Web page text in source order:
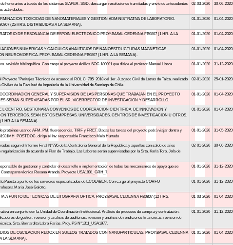
honorarios a través de los sistemas SIAPER. SGD. descargar resoluciones tramitadas y envío de antecedentes
actividades.
02-03-2020 30-06-2020
TOXICIDAD DE NANOMATERIALES Y GESTION ADMINISTRATIVA DE LABORATORIO.
(25 HRS. DISTRIBUIDAS A LA SEMANA).
01-01-2020 01-04-2020
DE RESONANCIA DE ESPOIN ELECTRONICO PROY.BASAL CEDENNA FB0807 (1 HR. A LA
01-01-2020 01-04-2020
NUMERICAS Y CALCULOS ANALITICIOS DE NANOESTRUCTURAS MAGNETICAS
NEUROMORFICA. PROY. BASAL CEDENNA FB0807 (1 HR. A LA SEMANA).
01-01-2020 01-04-2020
revisión bibliográfica. Con cargo al proyecto Anillos SOC 180001 que dirige el profesor Manuel Llorca. 01-01-2020 31-12-2020
Proyecto "Peritajes Técnicos de acuerdo al ROL C_785_2018 del 1er. Juzgado Civil de Letras de Talca. realizado
de la Facultad de Ingeniería de la Universidad de Santiago de Chile.
02-01-2020 25-01-2020
GENERAL Y SUPERVISION DE LAS PERSONAS QUE TRABAJAN EN EL PROYECTO
SERAN SUPERVISADAS POR EL SR. VICERRECTOR DE INVESTIGACION Y DESARROLLO.
01-01-2020 01-04-2020
L CENTRO. GESTIONARA CONVENIOS DE COOPERACION CIENTIFICA. DE INNOVACION Y
TERCEROS. SEAN ESTOS EMPRESAS. UNIVERSIDADES. CENTROS DE INVESTIGACION U OTROS.
HR.A LA SEMANA).
01-01-2020 01-04-2020
proteínas usando AFM. PM. fluorescencia. TIRF y FRET. Dadas las tareas del proyecto podrá viajar dentro y
dirige el Inv. responsable Francisco Melo Hurtado
01-01-2020 31-05-2020
según el Informe Final N°795 de la Contraloría General de la República y aquellos con saldo de años
de acuerdo al Plan de Trabajo. Las Labores serán supervisadas por la Srta. Karla Toro. Jefa de
02-01-2020 30-06-2020
de gestionar y controlar el desarrollo e implementación de todos los mecanismos de apoyo que se
técnica Roxana Aranda. Proyecto USA1801_GRH_7.
01-01-2020 31-12-2020
a punto de los servicios especializados de ECOLABEN. Con cargo al proyecto CORFO
Maria José Galotto.
01-01-2020 31-12-2020
A PUNTO DE TECNICAS DE LITOGRAFIA OPTICA. PROY.BASAL CEDENNA FB0807 (12 HRS.
01-03-2020 01-04-2020
en conjunto con la Unidad de Coordinación Institucional. Análisis de procesos de compra y contratación.
de gestión. revisión y análisis de auditorías. revisión y análisis de rendiciones financieras. revisión de
Srta. Bernardita Labra Farías. Proy. PS N°1311_USA1977.
01-01-2020 31-12-2020
DE OSCILACION REDOX EN SUELOS TRATADOS CON NANOPARTICULAS. PROY.BASAL CEDENNA
LA SEMANA).
01-01-2020 01-04-2020